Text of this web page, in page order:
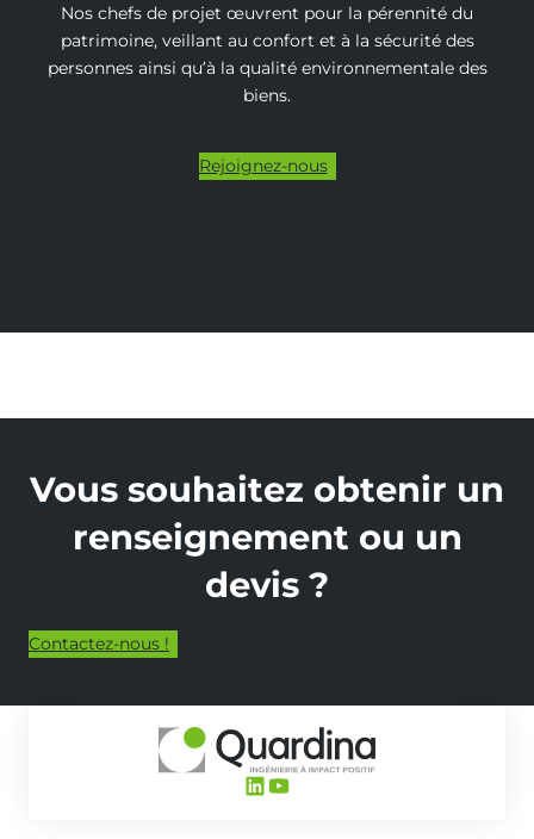
Nos chefs de projet œuvrent pour la pérennité du
patrimoine, veillant au confort et à la sécurité des
personnes ainsi qu’à la qualité environnementale des
biens.
Rejoignez-nous
Vous souhaitez obtenir un
renseignement ou un
devis ?
Contactez-nous !
LinkedIn
YouTube